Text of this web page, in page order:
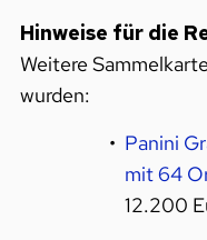
Hinweise für die
Weitere
wurden:
Panini
mit 64
12.200